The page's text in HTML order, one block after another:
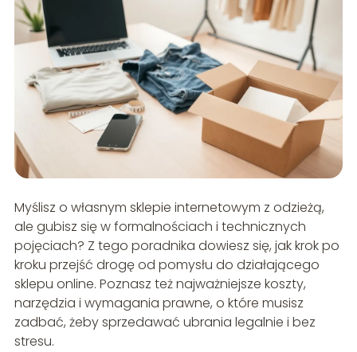
Myślisz o własnym sklepie internetowym z odzieżą,
ale gubisz się w formalnościach i technicznych
pojęciach? Z tego poradnika dowiesz się, jak krok po
kroku przejść drogę od pomysłu do działającego
sklepu online. Poznasz też najważniejsze koszty,
narzędzia i wymagania prawne, o które musisz
zadbać, żeby sprzedawać ubrania legalnie i bez
stresu.